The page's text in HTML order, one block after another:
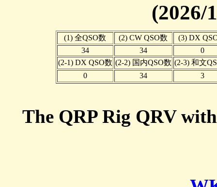
(2026/
(1) 全QSO数 (2) CW QSO数
(3) DX
34
34
0
(2-1) DX QSO数 (2-2) 国内QSO数 (2-3) 和文
0
34 3
The QRP Rig QRV